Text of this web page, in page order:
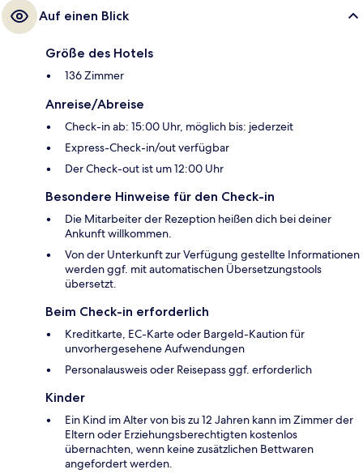
Auf einen Blick
Größe des Hotels
136 Zimmer
Anreise/Abreise
Check-in ab: 15:00 Uhr, möglich bis: jederzeit
Express-Check-in/out verfügbar
Der Check-out ist um 12:00 Uhr
Besondere Hinweise für den Check-in
Die Mitarbeiter der Rezeption heißen dich bei deiner
Ankunft willkommen.
Von der Unterkunft zur Verfügung gestellte Informationen
werden ggf. mit automatischen Übersetzungstools
übersetzt.
Beim Check-in erforderlich
Kreditkarte, EC-Karte oder Bargeld-Kaution für
unvorhergesehene Aufwendungen
Personalausweis oder Reisepass ggf. erforderlich
Kinder
Ein Kind im Alter von bis zu 12 Jahren kann im Zimmer der
Eltern oder Erziehungsberechtigten kostenlos
übernachten, wenn keine zusätzlichen Bettwaren
angefordert werden.